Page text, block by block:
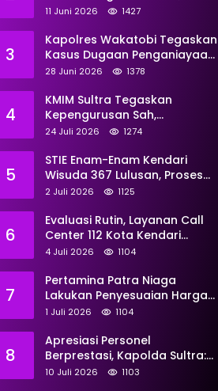
Perkuat Pemberdayaan
11 Juni 2026 1427
3
Kapolres Wakatobi Tegaskan
Kasus Dugaan Penganiayaan
Dua Remaja oleh Dua
Profesional
28 Juni 2026 1378
4
KMIM Sultra Tegaskan
Kepengurusan Sah,
Peringatkan Klaim Ketua
24 Juli 2026 1274
5
STIE Enam-Enam Kendari
Wisuda 367 Lulusan, Proses
Transformasi Menuju
Kemendiktisaintek
2 Juli 2026 1125
6
Evaluasi Rutin, Layanan Call
Center 112 Kota Kendari
Tangani 167 Laporan Selama
4 Juli 2026 1104
7
Pertamina Patra Niaga
Lakukan Penyesuaian Harga
BBM Non Subsidi Per 1 Juli
1 Juli 2026 1104
8
Apresiasi Personel
Berprestasi, Kapolda Sultra:
Tunjukkan Kompetensi
10 Juli 2026 1103